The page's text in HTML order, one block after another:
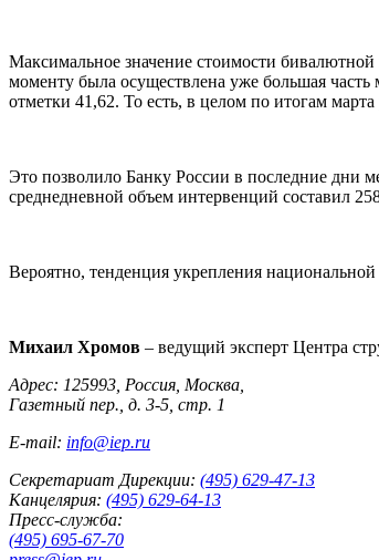
Максимальное значение стоимости
моменту была осуществлена уже большая
отметки 41,62. То есть, в целом по итогам
Это позволило Банку России в последние дни
среднедневной объем интервенций составил
Вероятно, тенденция укрепления
Михаил Хромов – ведущий эксперт Центра
Адрес: 125993, Россия, Москва,
Газетный пер., д. 3-5, стр. 1
E-mail: info@iep.ru
Секретариат Дирекции: (495) 629-47-13
Канцелярия: (495) 629-64-13
Пресс-служба:
(495) 695-67-70